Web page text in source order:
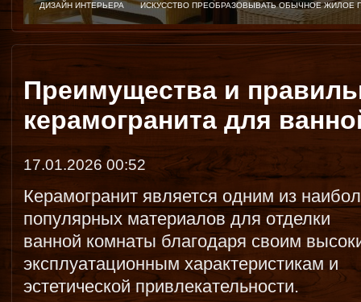
ДИЗАЙН ИНТЕРЬЕРА ИСКУССТВО ПРЕОБРАЗОВЫВАТЬ ОБЫЧНОЕ
Преимущества и
керамогранита для
17.01.2026 00:52
Керамогранит является одним из
популярных материалов для отделки
ванной комнаты благодаря своим
эксплуатационным характеристикам и
эстетической привлекательности.